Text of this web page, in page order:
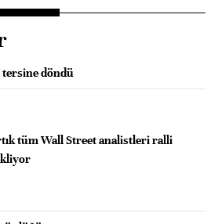
döndü
tüm Wall Street analistleri ralli